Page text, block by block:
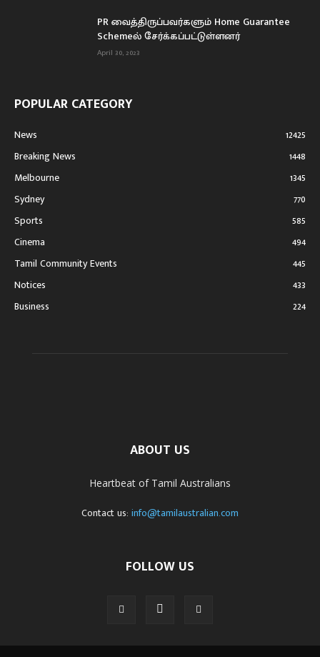
PR வைத்திருப்பவர்களும் Home Guarantee
Schemeல் சேர்க்கப்பட்டுள்ளனர்
April 30, 2023
POPULAR CATEGORY
News
12425
Breaking News
1448
Melbourne
1345
Sydney
770
Sports
585
Cinema
494
Tamil Community Events
445
Notices
433
Business
224
ABOUT US
Heartbeat of Tamil Australians
Contact us: info@tamilaustralian.com
FOLLOW US